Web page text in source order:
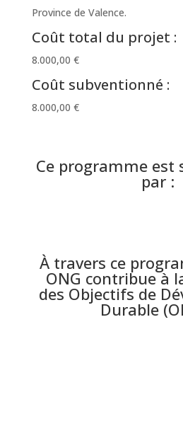
Province de Valence.
Coût total du projet :
8.000,00 €
Coût subventionné :
8.000,00 €
Ce programme est
par :
À travers ce
ONG contribue à
des Objectifs de
Durable